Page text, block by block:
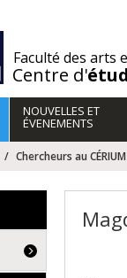
Faculté des arts
Centre d'
NOUVELLES ET
ÉVENEMENTS
Chercheurs au CÉRIUM